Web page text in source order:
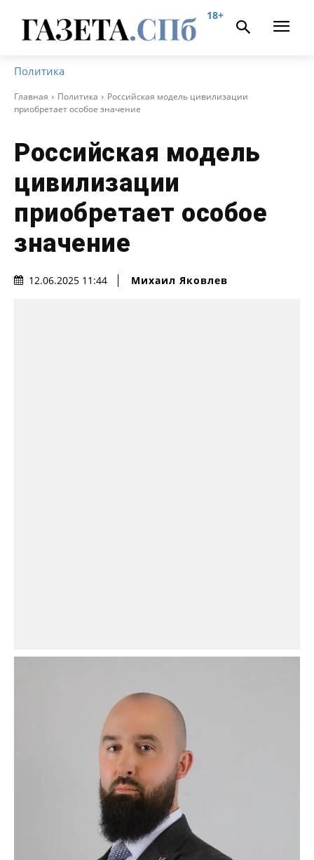
18+
Политика
Главная Политика
Российская модель цивилизации
приобретает особое значение
Российская модель
цивилизации
приобретает особое
значение
12.06.2025 11:44 Михаил Яковлев